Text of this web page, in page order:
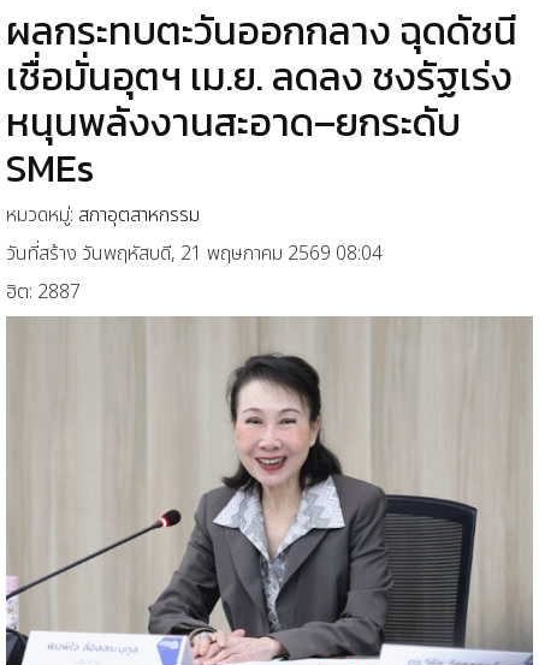
ผลกระทบตะวันออกกลาง ฉุดดัชนี
เชื่อมั่นอุตฯ เม.ย. ลดลง ชงรัฐเร่ง
หนุนพลังงานสะอาด–ยกระดับ
SMEs
หมวดหมู่: สภาอุตสาหกรรม
วันที่สร้าง วันพฤหัสบดี, 21 พฤษภาคม 2569 08:04
ฮิต: 2887